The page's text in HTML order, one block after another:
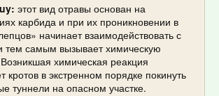
этот вид отравы основан на
карбида и при их проникновении в
начинает взаимодействовать с
тем самым вызывает химическую
химическая реакция
кротов в экстренном порядке покинуть
туннели на опасном участке.